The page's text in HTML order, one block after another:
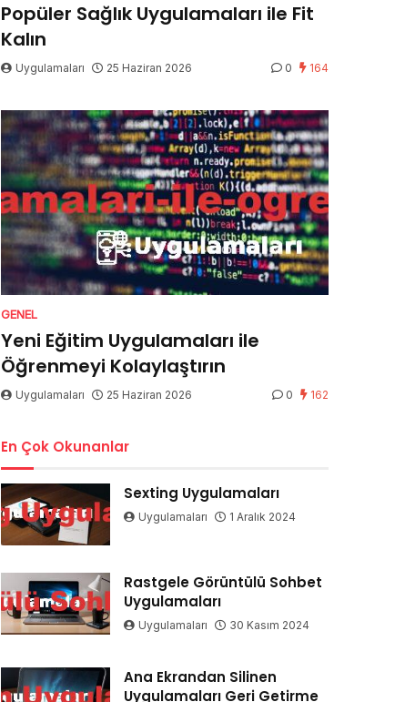
Popüler Sağlık Uygulamaları ile Fit
Kalın
Uygulamaları 25 Haziran 2026 0 164
GENEL
Yeni Eğitim Uygulamaları ile
Öğrenmeyi Kolaylaştırın
Uygulamaları 25 Haziran 2026 0 162
En Çok Okunanlar
Sexting Uygulamaları
Uygulamaları 1 Aralık 2024
Rastgele Görüntülü Sohbet
Uygulamaları
Uygulamaları 30 Kasım 2024
Ana Ekrandan Silinen
Uygulamaları Geri Getirme